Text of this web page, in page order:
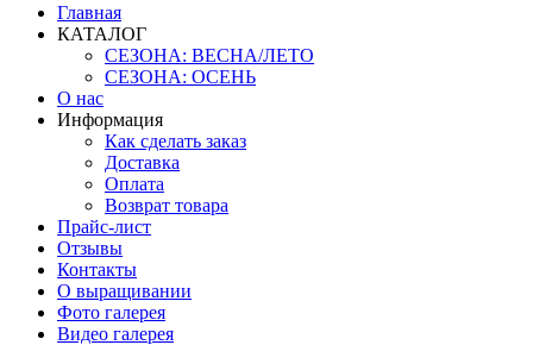
Главная
КАТАЛОГ
СЕЗОНА: ВЕСНА/ЛЕТО
СЕЗОНА: ОСЕНЬ
О нас
Информация
Как сделать заказ
Доставка
Оплата
Возврат товара
Прайс-лист
Отзывы
Контакты
О выращивании
Фото галерея
Видео галерея